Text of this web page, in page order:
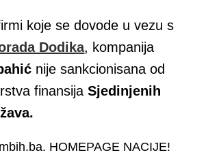
koje se dovode u vezu s
Dodika, kompanija
nije sankcionisana od
finansijaSjedinjenih
HOMEPAGE NACIJE!